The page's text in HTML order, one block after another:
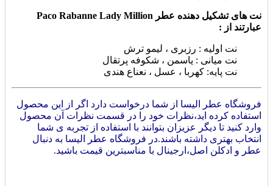
نت های تشکیل دهنده عطر Paco Rabanne Lady Million
عبارتند از :
نت اولیه : رزبری ، لیمو ترش
نت میانی : یاسمن ، شکوفه پرتقال
نت پایه: کهربا ، عسل ، نعناع هندی
فروشگاه عطر الیسا از شما درخواست دارد اگر از این محصول
استفاده کرده اید،نظرات خود را در قسمت نظرات آن محصول
وارد کنید تا دیگر عزیزان بتوانند با استفاده از تجربه ی شما
انتخاب بهتری داشته باشند.در فروشگاه عطر الیسا به دنبال
عطر و ادکلن اصل،ارجینال با مناسبترین قیمت باشید.